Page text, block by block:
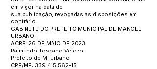
em vigor na data de
sua publicação, revogadas as disposições em
contrário.
GABINETE DO PREFEITO MUNICIPAL DE MANOEL
URBANO –
ACRE, 26 DE MAIO DE 2023.
Raimundo Toscano Velozo
Prefeito de M. Urbano
CPF/MF: 339.415.562-15